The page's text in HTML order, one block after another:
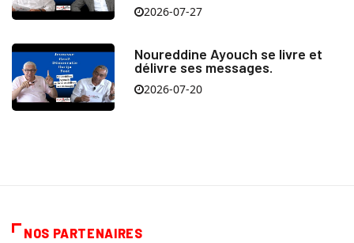
2026-07-27
Noureddine Ayouch se livre et
délivre ses messages.
2026-07-20
NOS PARTENAIRES